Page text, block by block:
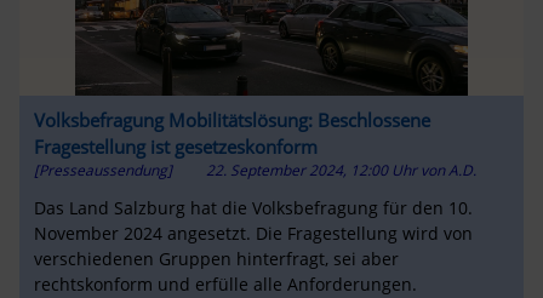
Volksbefragung Mobilitätslösung: Beschlossene
Fragestellung ist gesetzeskonform
[Presseaussendung] 22. September 2024, 12:00 Uhr vonA.D.
Das Land Salzburg hat die Volksbefragung für den 10.
November 2024 angesetzt. Die Fragestellung wird von
verschiedenen Gruppen hinterfragt, sei aber
rechtskonform und erfülle alle Anforderungen.